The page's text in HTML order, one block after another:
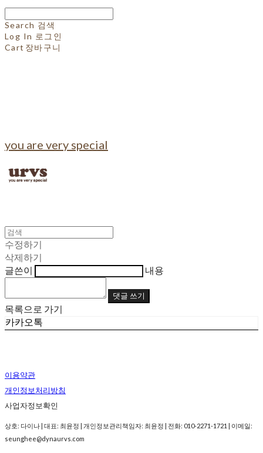
Search 검색
Log In 로그인
Cart 장바구니
you are very special
수정하기
삭제하기
글쓴이
내용
댓글 쓰기
목록으로 가기
카카오톡
이용약관
개인정보처리방침
사업자정보확인
상호: 다이나 | 대표: 최윤정 | 개인정보관리책임자: 최윤정 | 전화: 010-2271-1721 | 이메일:
seunghee@dynaurvs.com